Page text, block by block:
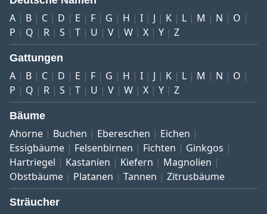
A B C D E F G H I J K L M N
O
P
Q R S T U V W X Y Z
Gattungen
A B C D E F G H I J K L M N
O
P
Q R S T U V W X Y Z
Bäume
Ahorne Buchen Ebereschen
Eichen
Essigbäume
Felsenbirnen Fichten
Ginkgos
Hartriegel
Kastanien Kiefern
Magnolien
Obstbäume
Platanen Tannen Zitrusbäume
Sträucher